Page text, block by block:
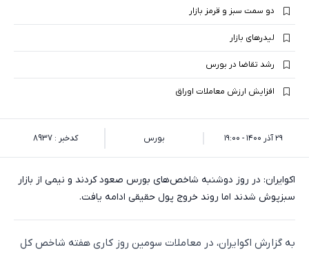
دو سمت سبز و قرمز بازار
لیدرهای بازار
رشد تقاضا در بورس
افزایش ارزش معاملات اوراق
۲۹ آذر ۱۴۰۰ - ۱۹:۰۰ بورس کدخبر : 8937
اکوایران: در روز دوشنبه شاخص‌‌های بورس صعود کردند و نیمی از بازار
سبزپوش شدند اما روند خروج پول حقیقی ادامه یافت.
به گزارش اکوایران، در معاملات سومین روز کاری هفته شاخص کل